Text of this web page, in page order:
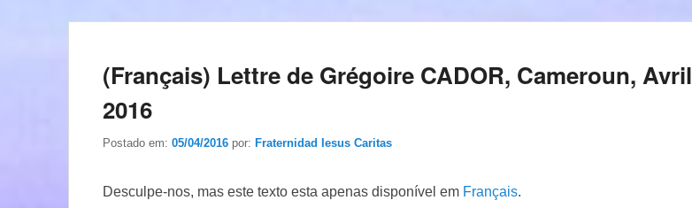
(Français) Lettre de Grégoire CADOR, Cameroun, Avril
2016
Postado em: 05/04/2016 por: Fraternidad Iesus Caritas
Desculpe-nos, mas este texto esta apenas disponível em Français.